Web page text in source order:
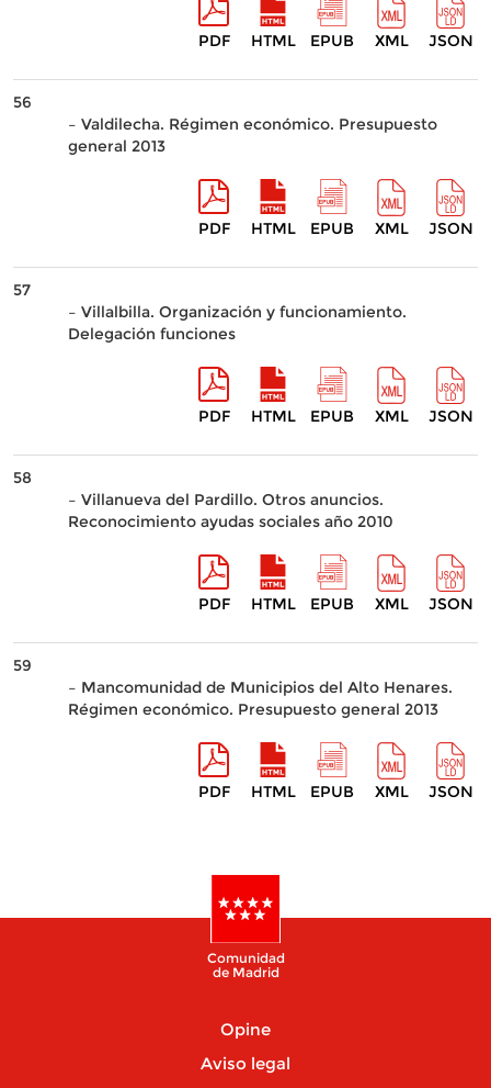
PDF HTML EPUB XML JSON
56
– Valdilecha. Régimen económico. Presupuesto
general 2013
PDF HTML EPUB XML JSON
57
– Villalbilla. Organización y funcionamiento.
Delegación funciones
PDF HTML EPUB XML JSON
58
– Villanueva del Pardillo. Otros anuncios.
Reconocimiento ayudas sociales año 2010
PDF HTML EPUB XML JSON
59
– Mancomunidad de Municipios del Alto Henares.
Régimen económico. Presupuesto general 2013
PDF HTML EPUB XML JSON
Comunidad
de Madrid
Opine
Aviso legal